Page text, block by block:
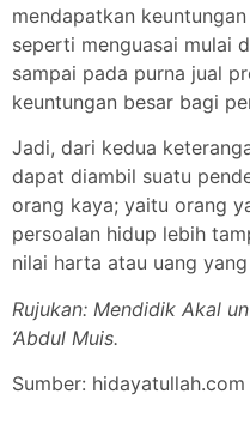
mendapatkan
seperti menguasai mulai
sampai pada purna jual
keuntungan besar bagi
Jadi, dari kedua
dapat diambil suatu
orang kaya; yaitu orang
persoalan hidup lebih
nilai harta atau uang
Rujukan: Mendidik Akal
‘Abdul Muis.
Sumber: hidayatullah.com